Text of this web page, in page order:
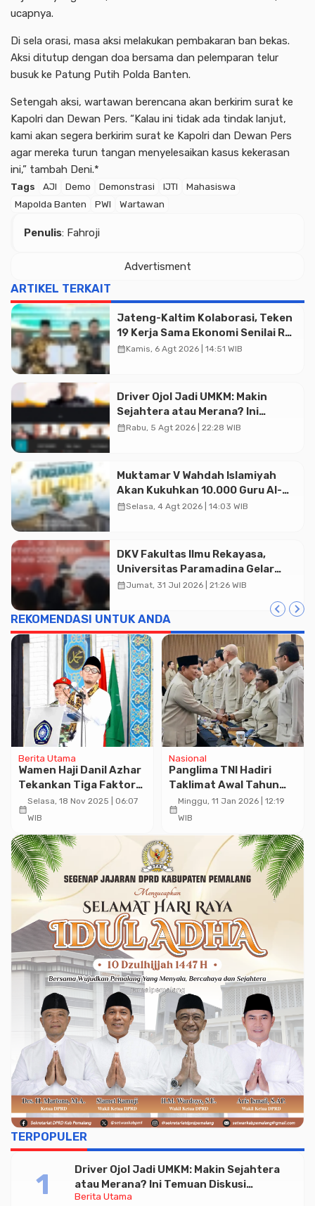
Advertisment
ucapnya.
Di sela orasi, masa aksi melakukan pembakaran ban bekas.
Aksi ditutup dengan doa bersama dan pelemparan telur
busuk ke Patung Putih Polda Banten.
Setengah aksi, wartawan berencana akan berkirim surat ke
Kapolri dan Dewan Pers. “Kalau ini tidak ada tindak lanjut,
kami akan segera berkirim surat ke Kapolri dan Dewan Pers
agar mereka turun tangan menyelesaikan kasus kekerasan
ini,” tambah Deni.*
Tags AJI Demo Demonstrasi IJTI
Mahasiswa
Mapolda Banten
PWI Wartawan
Penulis: Fahroji
Advertisment
ARTIKEL TERKAIT
Jateng-Kaltim Kolaborasi, Teken
19 Kerja Sama Ekonomi Senilai Rp
20,2 Triliun
calendar_monthKamis, 6 Agt 2026 | 14:51 WIB
Driver Ojol Jadi UMKM: Makin
Sejahtera atau Merana? Ini
Temuan Diskusi Paramadina
calendar_monthRabu, 5 Agt 2026 | 22:28 WIB
Muktamar V Wahdah Islamiyah
Akan Kukuhkan 10.000 Guru Al-
Qur’an di Masjid Istiqlal
calendar_monthSelasa, 4 Agt 2026 | 14:03 WIB
DKV Fakultas Ilmu Rekayasa,
Universitas Paramadina Gelar
Diskusi Desain
calendar_monthJumat, 31 Jul 2026 | 21:26 WIB
REKOMENDASI UNTUK ANDA
Berita Utama
Wamen Haji Danil Azhar
Tekankan Tiga Faktor
Ketangguhan
Muhammadiyah Hingga
calendar_month
Selasa, 18 Nov 2025 | 06:07
WIB
Nasional
Panglima TNI Hadiri
Taklimat Awal Tahun
2026 Presiden RI di
Hambalang
calendar_month
Minggu, 11 Jan 2026 | 12:19
WIB
TERPOPULER
Berita Utama
Driver Ojol Jadi UMKM: Makin Sejahtera
atau Merana? Ini Temuan Diskusi
Paramadina